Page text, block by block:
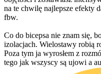
na te chwilę najlepsze efekty
fbw.
Co do bicepsa nie znam się,
izolacjach. Wielostawy robią
Poza tym ja wyrosłem z
tego jak wszyscy są ujowi a